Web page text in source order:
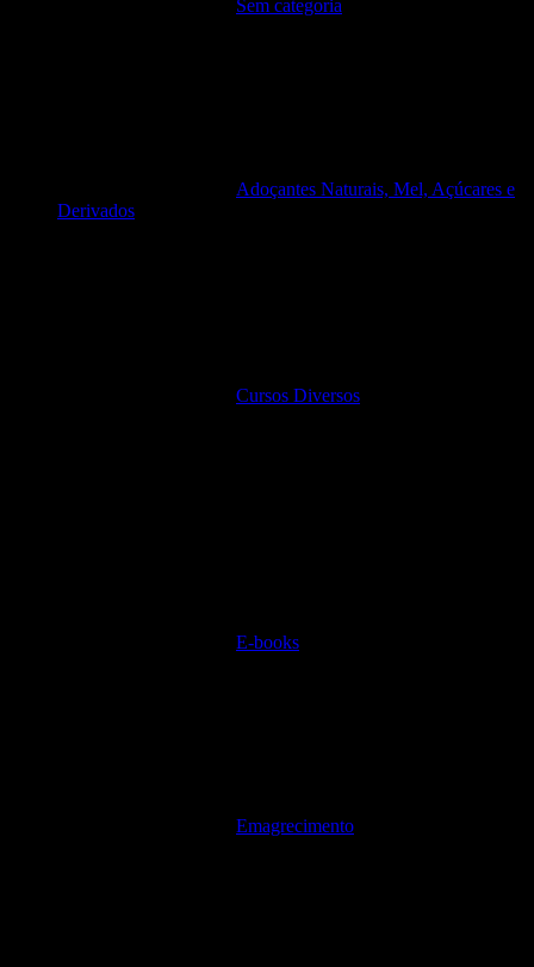
Sem categoria
Adoçantes Naturais, Mel, Açúcares e
Derivados
Cursos Diversos
E-books
Emagrecimento